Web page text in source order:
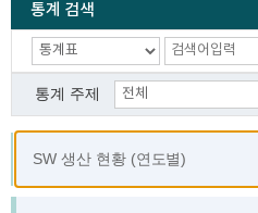
통계 검색
통계 주제
SW 생산 현황 (연도별)